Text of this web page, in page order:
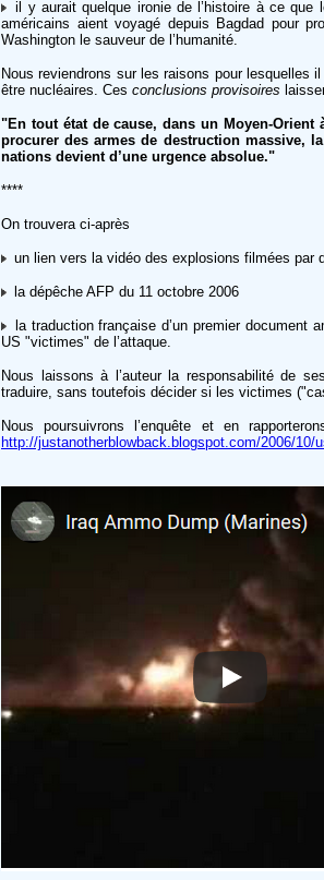
il y aurait quelque ironie de l’histoire à ce
américains aient voyagé depuis Bagdad pour
Washington le sauveur de l’humanité.
Nous reviendrons sur les raisons pour lesquelles
être nucléaires. Ces conclusions provisoires
"En tout état de cause, dans un Moyen-
procurer des armes de destruction massive,
nations devient d’une urgence absolue."
****
On trouvera ci-après
un lien vers la vidéo des explosions filmées par
la dépêche AFP du 11 octobre 2006
la traduction française d’un premier document
US "victimes" de l’attaque.
Nous laissons à l’auteur la responsabilité de
traduire, sans toutefois décider si les victimes
Nous poursuivrons l’enquête et en
http://justanotherblowback.blogspot.com/2006/10/